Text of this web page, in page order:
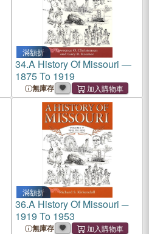
滿額折
34.A History Of Missouri ―
1875 To 1919
無庫存
滿額折
36.A History Of Missouri ─
1919 To 1953
無庫存